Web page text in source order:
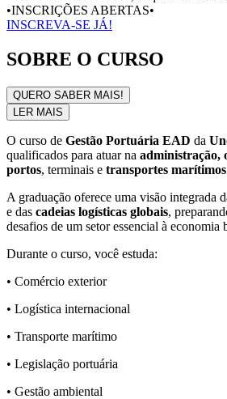
•INSCRIÇÕES ABERTAS•
INSCREVA-SE JÁ!
SOBRE O CURSO
QUERO SABER MAIS!
LER MAIS
O curso de Gestão Portuária EAD da
qualificados para atuar na administração,
portos, terminais e transportes marítimos
A graduação oferece uma visão integrada
e das cadeias logísticas globais,
desafios de um setor essencial à economia
Durante o curso, você estuda:
• Comércio exterior
• Logística internacional
• Transporte marítimo
• Legislação portuária
• Gestão ambiental